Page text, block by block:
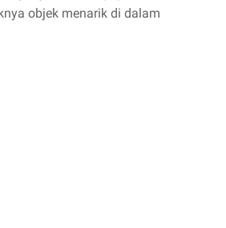
objek menarik di dalam